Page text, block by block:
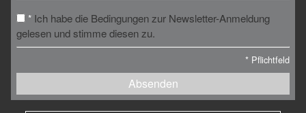
* Ich habe die Bedingungen zur Newsletter-Anmeldung
gelesen und stimme diesen zu.
* Pflichtfeld
Absenden